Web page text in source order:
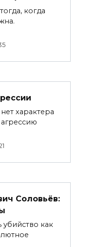
когда
характера
Соловьёв:
убийство как